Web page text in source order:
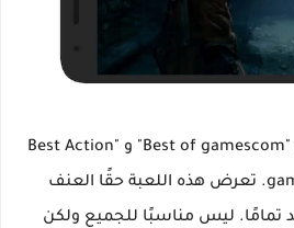
فازت هذه اللعبة بجائزتي "Best of gamescom" و "Best Action
Game" في gamescom 2018. تعرض هذه اللعبة حقًا العنف
تمامًا. ليس مناسبًا للجميع ولكن